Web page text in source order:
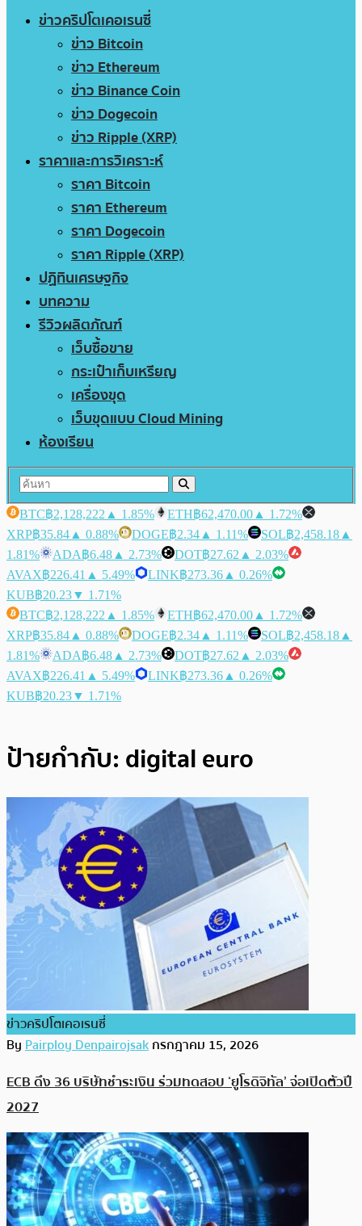
ข่าวคริปโตเคอเรนซี่
ข่าว Bitcoin
ข่าว Ethereum
ข่าว Binance Coin
ข่าว Dogecoin
ข่าว Ripple (XRP)
ราคาและการวิเคราะห์
ราคา Bitcoin
ราคา Ethereum
ราคา Dogecoin
ราคา Ripple (XRP)
ปฏิทินเศรษฐกิจ
บทความ
รีวิวผลิตภัณฑ์
เว็บซื้อขาย
กระเป๋าเก็บเหรียญ
เครื่องขุด
เว็บขุดแบบ Cloud Mining
ห้องเรียน
BTC฿2,128,222 ▲ 1.85% ETH฿62,470.00 ▲ 1.72%
XRP฿35.84 ▲ 0.88% DOGE฿2.34 ▲ 1.11% SOL฿2,458.18 ▲
1.81%
ADA฿6.48 ▲ 2.73% DOT฿27.62 ▲ 2.03%
AVAX฿226.41 ▲ 5.49% LINK฿273.36 ▲ 0.26%
KUB฿20.23▼ 1.71%
BTC฿2,128,222 ▲ 1.85% ETH฿62,470.00 ▲ 1.72%
XRP฿35.84 ▲ 0.88% DOGE฿2.34 ▲ 1.11% SOL฿2,458.18 ▲
1.81%
ADA฿6.48 ▲ 2.73% DOT฿27.62 ▲ 2.03%
AVAX฿226.41 ▲ 5.49% LINK฿273.36 ▲ 0.26%
KUB฿20.23▼ 1.71%
ป้ายกำกับ: digital euro
ข่าวคริปโตเคอเรนซี่
ByPairploy Denpairojsakกรกฎาคม 15, 2026
ECB ดึง 36 บริษัทชำระเงิน ร่วมทดสอบ ‘ยูโรดิจิทัล’ จ่อเปิดตัวปี
2027